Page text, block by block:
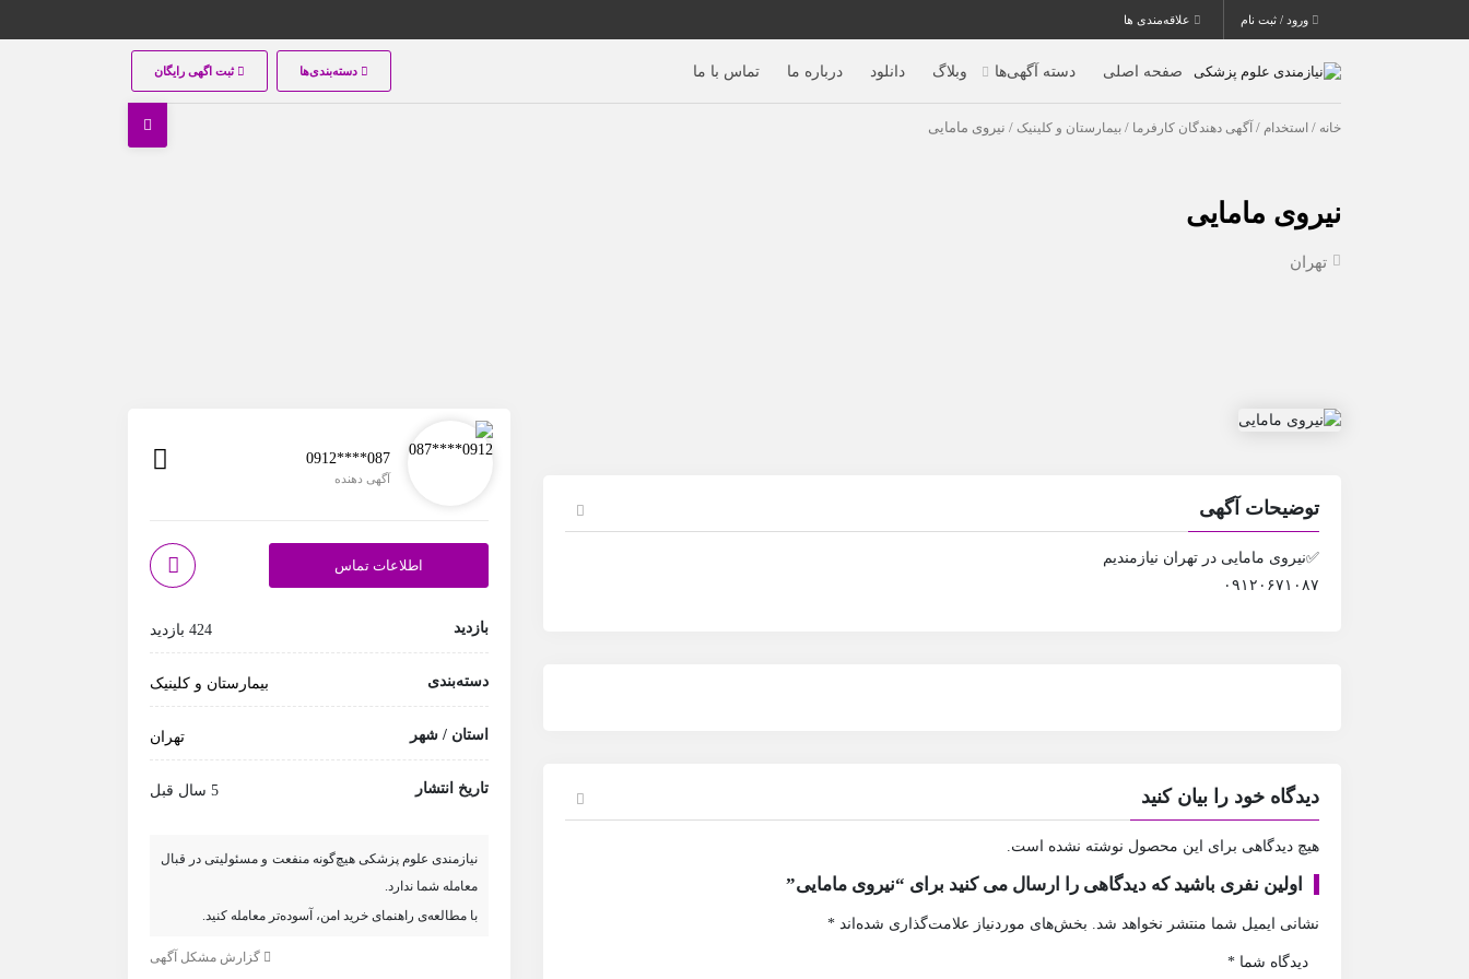
ورود / ثبت نام علاقه‌مندی ها
صفحه اصلی دسته آگهی‌ها وبلاگ دانلود درباره ما تماس با ما دسته‌بندی‌ها ثبت اگهی رایگان
خانه / استخدام / آگهی دهندگان کارفرما / بیمارستان و کلینیک / نیروی مامایی
نیروی مامایی
تهران
توضیحات آگهی
✅نیروی مامایی در تهران نیازمندیم
۰۹۱۲۰۶۷۱۰۸۷
دیدگاه خود را بیان کنید
هیچ دیدگاهی برای این محصول نوشته نشده است.
اولین نفری باشید که دیدگاهی را ارسال می کنید برای “نیروی مامایی”
نشانی ایمیل شما منتشر نخواهد شد. بخش‌های موردنیاز علامت‌گذاری شده‌اند *
دیدگاه شما *
0912****087
آگهی دهنده
اطلاعات تماس
بازدید 424 بازدید
دسته‌بندی بیمارستان و کلینیک
استان / شهر تهران
تاریخ انتشار 5 سال قبل
نیازمندی علوم پزشکی هیچ‌گونه منفعت و مسئولیتی در قبال
معامله شما ندارد.
با مطالعه‌ی راهنمای خرید امن، آسوده‌تر معامله کنید.
گزارش مشکل آگهی